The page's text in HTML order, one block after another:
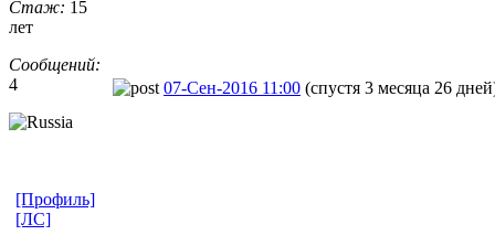
Стаж: 15
лет
Сообщений:
4
07-Сен-2016 11:00 (спустя 3 месяца 26
[Профиль]
[ЛС]